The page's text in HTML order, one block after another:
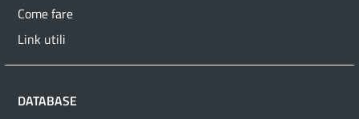
Come fare
Link utili
DATABASE